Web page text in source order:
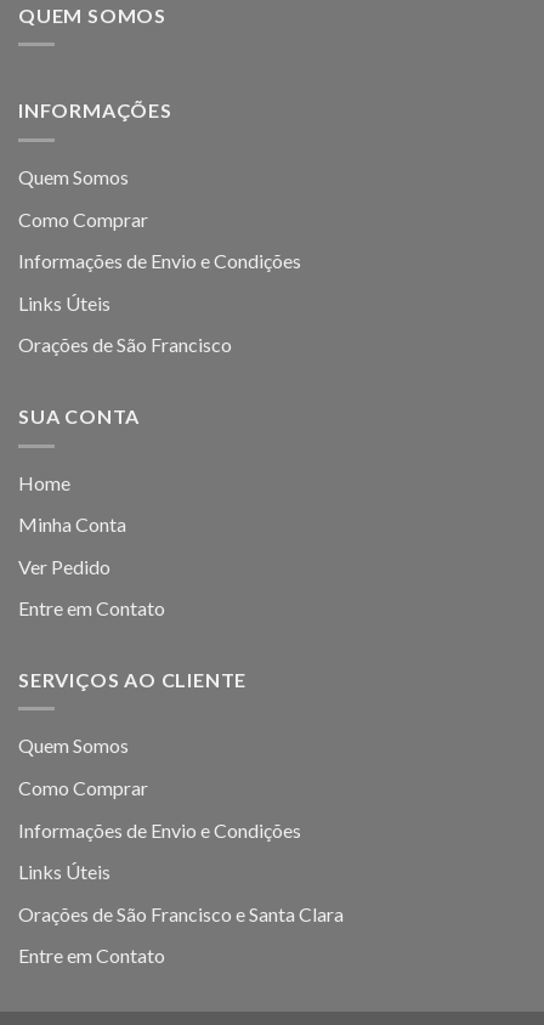
QUEM SOMOS
INFORMAÇÕES
Quem Somos
Como Comprar
Informações de Envio e Condições
Links Úteis
Orações de São Francisco
SUA CONTA
Home
Minha Conta
Ver Pedido
Entre em Contato
SERVIÇOS AO CLIENTE
Quem Somos
Como Comprar
Informações de Envio e Condições
Links Úteis
Orações de São Francisco e Santa Clara
Entre em Contato